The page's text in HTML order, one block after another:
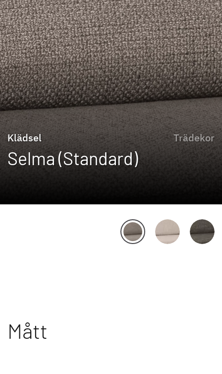
Selma (Standard)
Klädsel Trädekor
Mått